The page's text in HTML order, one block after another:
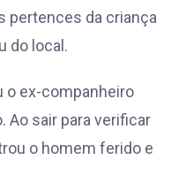
pertences da criança
do local.
o ex-companheiro
Ao sair para verificar
o homem ferido e